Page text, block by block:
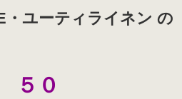
・ユーティライネン の
５０